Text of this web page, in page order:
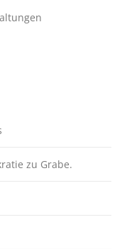
zu Grabe.